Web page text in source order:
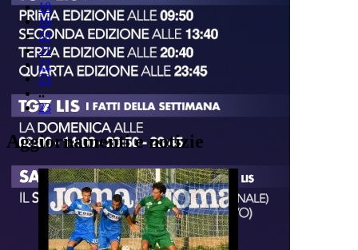
18
19
20
21
22
23
..
23
Aggiornamenti e notizie